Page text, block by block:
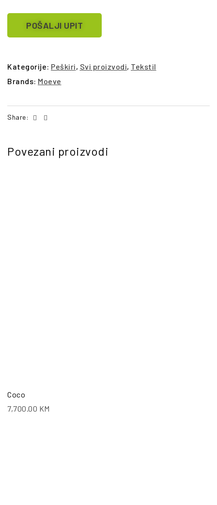
POŠALJI UPIT
Kategorije: Peškiri, Svi proizvodi, Tekstil
Brands: Moeve
Share: Facebook
Povezani proizvodi
Coco
7,700.00 KM